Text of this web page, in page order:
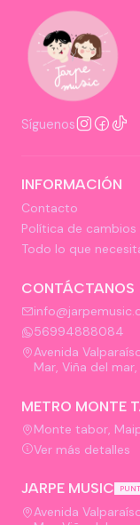
Síguenos
INFORMACIÓN
Contacto
Política de
Todo lo que
CONTÁCTANOS
56994888084
Avenida
Mar, Viña del
METRO MONTE
Monte tabor,
Ver más detalles
JARPE MUSIC
Avenida